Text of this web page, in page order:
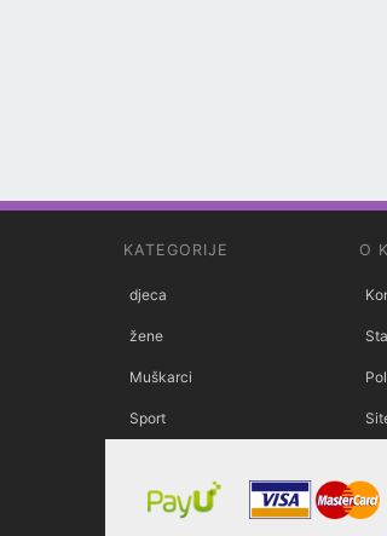
KATEGORIJE
djeca
žene
Muškarci
Sport
O